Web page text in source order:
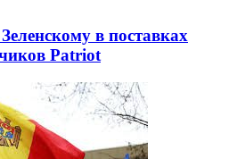
в поставках
Patriot